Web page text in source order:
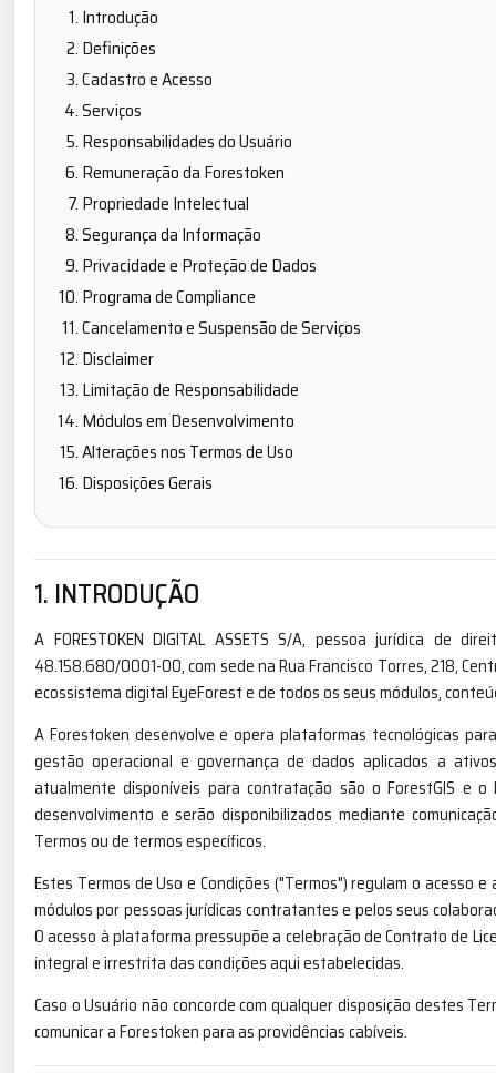
Introdução
Definições
Cadastro e Acesso
Serviços
Responsabilidades do Usuário
Remuneração da Forestoken
Propriedade Intelectual
Segurança da Informação
Privacidade e Proteção de Dados
Programa de Compliance
Cancelamento e Suspensão de Serviços
Disclaimer
Limitação de Responsabilidade
Módulos em Desenvolvimento
Alterações nos Termos de Uso
Disposições Gerais
1. INTRODUÇÃO
A FORESTOKEN DIGITAL ASSETS S/A, pessoa jurídica de
48.158.680/0001-00, com sede na Rua Francisco Torres, 218,
ecossistema digital EyeForest e de todos os seus módulos,
A Forestoken desenvolve e opera plataformas tecnológicas
gestão operacional e governança de dados aplicados a
atualmente disponíveis para contratação são o ForestGIS e o
desenvolvimento e serão disponibilizados mediante
Termos ou de termos específicos.
Estes Termos de Uso e Condições ("Termos") regulam o acesso
módulos por pessoas jurídicas contratantes e pelos seus
O acesso à plataforma pressupõe a celebração de Contrato de
integral e irrestrita das condições aqui estabelecidas.
Caso o Usuário não concorde com qualquer disposição destes
comunicar a Forestoken para as providências cabíveis.